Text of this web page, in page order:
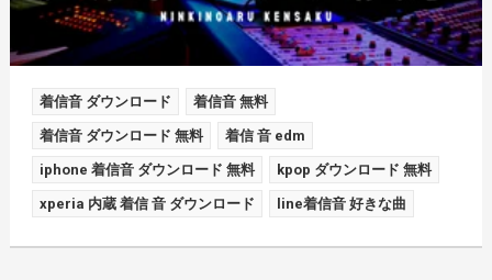
着信音 ダウンロード 着信音 無料
着信音 ダウンロード 無料 着信 音 edm
iphone 着信音 ダウンロード 無料 kpop ダウンロード 無料
xperia 内蔵 着信 音 ダウンロード line着信音 好きな曲